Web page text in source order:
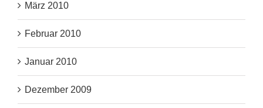
März 2010
Februar 2010
Januar 2010
Dezember 2009